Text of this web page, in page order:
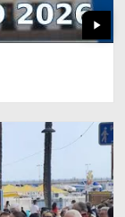
play_arrow